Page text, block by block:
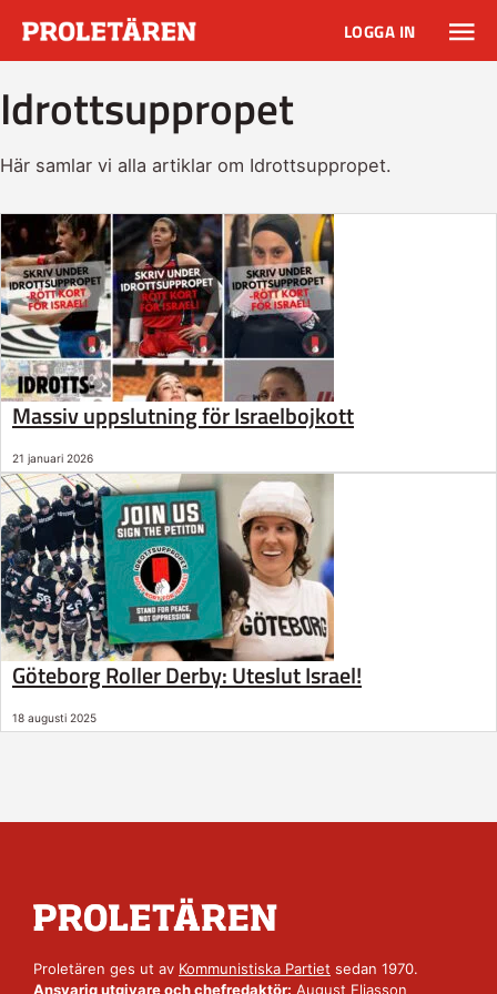
LOGGA IN
Idrottsuppropet
Här samlar vi alla artiklar om Idrottsuppropet.
Massiv uppslutning för Israelbojkott
21 januari 2026
Göteborg Roller Derby: Uteslut Israel!
18 augusti 2025
Proletären ges ut av Kommunistiska Partiet sedan 1970.
Ansvarig utgivare och chefredaktör: August Eliasson